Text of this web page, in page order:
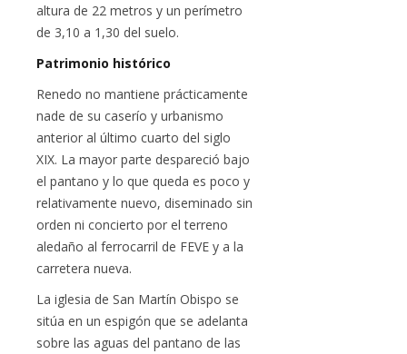
altura de 22 metros y un perímetro
de 3,10 a 1,30 del suelo.
Patrimonio histórico
Renedo no mantiene prácticamente
nade de su caserío y urbanismo
anterior al último cuarto del siglo
XIX. La mayor parte despareció bajo
el pantano y lo que queda es poco y
relativamente nuevo, diseminado sin
orden ni concierto por el terreno
aledaño al ferrocarril de FEVE y a la
carretera nueva.
La iglesia de San Martín Obispo se
sitúa en un espigón que se adelanta
sobre las aguas del pantano de las